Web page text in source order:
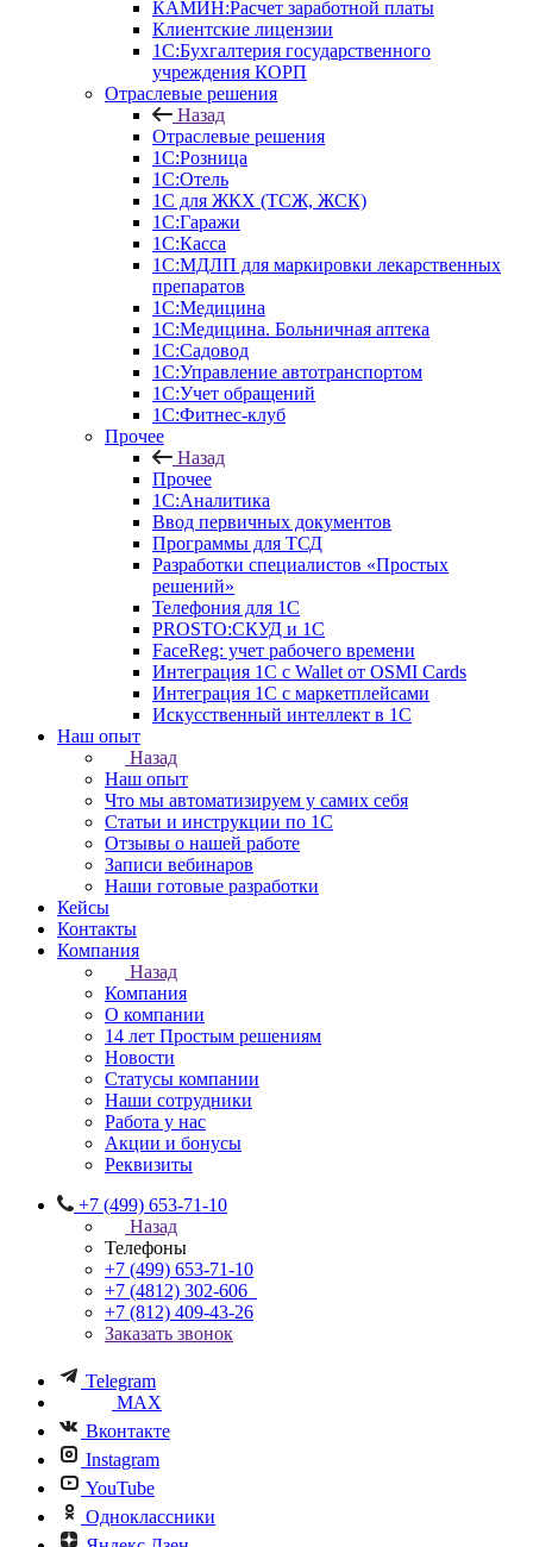
КАМИН:Расчет заработной платы
Клиентские лицензии
1С:Бухгалтерия государственного
учреждения КОРП
Отраслевые решения
Назад
Отраслевые решения
1С:Розница
1С:Отель
1С для ЖКХ (ТСЖ, ЖСК)
1С:Гаражи
1С:Касса
1С:МДЛП для маркировки лекарственных
препаратов
1С:Медицина
1С:Медицина. Больничная аптека
1С:Садовод
1С:Управление автотранспортом
1С:Учет обращений
1С:Фитнес-клуб
Прочее
Назад
Прочее
1С:Аналитика
Ввод первичных документов
Программы для ТСД
Разработки специалистов «Простых
решений»
Телефония для 1С
PROSTO:СКУД и 1С
FaceReg: учет рабочего времени
Интеграция 1С с Wallet от OSMI Cards
Интеграция 1С с маркетплейсами
Искусственный интеллект в 1С
Наш опыт
Назад
Наш опыт
Что мы автоматизируем у самих себя
Статьи и инструкции по 1С
Отзывы о нашей работе
Записи вебинаров
Наши готовые разработки
Кейсы
Контакты
Компания
Назад
Компания
О компании
14 лет Простым решениям
Новости
Статусы компании
Наши сотрудники
Работа у нас
Акции и бонусы
Реквизиты
+7 (499) 653-71-10
Назад
Телефоны
+7 (499) 653-71-10
+7 (4812) 302-606
+7 (812) 409-43-26
Заказать звонок
Telegram
MAX
Вконтакте
Instagram
YouTube
Одноклассники